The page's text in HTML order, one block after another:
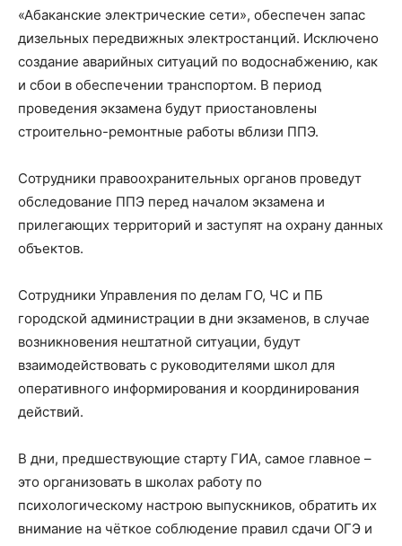
«Абаканские электрические сети», обеспечен запас
дизельных передвижных электростанций. Исключено
создание аварийных ситуаций по водоснабжению, как
и сбои в обеспечении транспортом. В период
проведения экзамена будут приостановлены
строительно-ремонтные работы вблизи ППЭ.
Сотрудники правоохранительных органов проведут
обследование ППЭ перед началом экзамена и
прилегающих территорий и заступят на охрану данных
объектов.
Сотрудники Управления по делам ГО, ЧС и ПБ
городской администрации в дни экзаменов, в случае
возникновения нештатной ситуации, будут
взаимодействовать с руководителями школ для
оперативного информирования и координирования
действий.
В дни, предшествующие старту ГИА, самое главное –
это организовать в школах работу по
психологическому настрою выпускников, обратить их
внимание на чёткое соблюдение правил сдачи ОГЭ и